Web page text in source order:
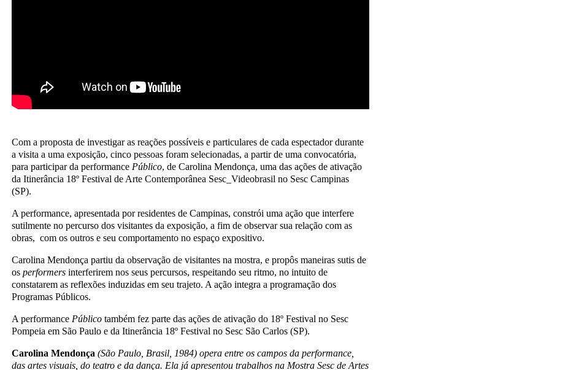
Com a proposta de investigar as reações possíveis e particulares de cada espectador durante
a visita a uma exposição, cinco pessoas foram selecionadas, a partir de uma convocatória,
para participar da performance Público, de Carolina Mendonça, uma das ações de ativação
da Itinerância 18º Festival de Arte Contemporânea Sesc_Videobrasil no Sesc Campinas
(SP).
A performance, apresentada por residentes de Campinas, constrói uma ação que interfere
sutilmente no percurso dos visitantes da exposição, a fim de observar sua relação com as
obras, com os outros e seu comportamento no espaço expositivo.
Carolina Mendonça partiu da observação de visitantes na mostra, e propôs maneiras sutis de
os performers interferirem nos seus percursos, respeitando seu ritmo, no intuito de
constatarem as reflexões induzidas em seu trajeto. A ação integra a programação dos
Programas Públicos.
A performance Público também fez parte das ações de ativação do 18º Festival no Sesc
Pompeia em São Paulo e da Itinerância 18º Festival no Sesc São Carlos (SP).
Carolina Mendonça (São Paulo, Brasil, 1984) opera entre os campos da performance,
das artes visuais, do teatro e da dança. Ela já apresentou trabalhos na Mostra Sesc de Artes